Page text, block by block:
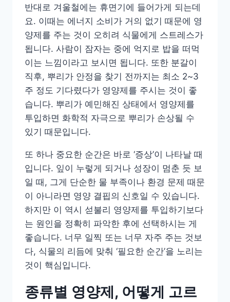
반대로 겨울철에는 휴면기에 들어가게 되는데
요. 이때는 에너지 소비가 거의 없기 때문에 영
양제를 주는 것이 오히려 식물에게 스트레스가
됩니다. 사람이 잠자는 중에 억지로 밥을 떠먹
이는 느낌이라고 보시면 됩니다. 또한 분갈이
직후, 뿌리가 안정을 찾기 전까지는 최소 2~3
주 정도 기다렸다가 영양제를 주시는 것이 좋
습니다. 뿌리가 예민해진 상태에서 영양제를
투입하면 화학적 자극으로 뿌리가 손상될 수
있기 때문입니다.
또 하나 중요한 순간은 바로 ‘증상’이 나타날 때
입니다. 잎이 누렇게 되거나 성장이 멈춘 듯 보
일 때, 그게 단순한 물 부족이나 환경 문제 때문
이 아니라면 영양 결핍의 신호일 수 있습니다.
하지만 이 역시 섣불리 영양제를 투입하기보다
는 원인을 정확히 파악한 후에 선택하시는 게
좋습니다. 너무 일찍 또는 너무 자주 주는 것보
다, 식물의 리듬에 맞춰 ‘필요한 순간’을 노리는
것이 핵심입니다.
종류별 영양제, 어떻게 고르